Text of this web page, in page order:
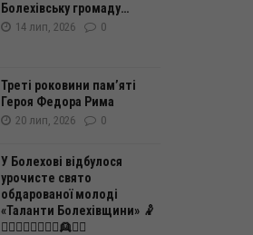
Болехівську громаду…
14 лип, 2026 0
Треті роковини пам’яті
Героя Федора Рима
20 лип, 2026 0
У Болехові відбулося
урочисте свято
обдарованої молоді
«Таланти Болехівщини» 🤾
🤸‍♂️🧍‍♀️🧍‍♂️🤽‍♂️👱👱‍♀️